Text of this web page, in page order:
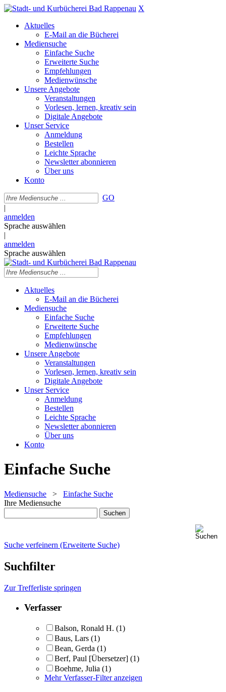
X
Aktuelles
E-Mail an die Bücherei
Mediensuche
Einfache Suche
Erweiterte Suche
Empfehlungen
Medienwünsche
Unsere Angebote
Veranstaltungen
Vorlesen, lernen, kreativ sein
Digitale Angebote
Unser Service
Anmeldung
Bestellen
Leichte Sprache
Newsletter abonnieren
Über uns
Konto
GO
|
anmelden
Sprache auswählen
|
anmelden
Sprache auswählen
Aktuelles
E-Mail an die Bücherei
Mediensuche
Einfache Suche
Erweiterte Suche
Empfehlungen
Medienwünsche
Unsere Angebote
Veranstaltungen
Vorlesen, lernen, kreativ sein
Digitale Angebote
Unser Service
Anmeldung
Bestellen
Leichte Sprache
Newsletter abonnieren
Über uns
Konto
Einfache Suche
Mediensuche > Einfache Suche
Ihre Mediensuche
Suche verfeinern (Erweiterte Suche)
Suchfilter
Zur Trefferliste springen
Verfasser
Balson, Ronald H. (1)
Baus, Lars (1)
Bean, Gerda (1)
Berf, Paul [Übersetzer] (1)
Boehme, Julia (1)
Mehr Verfasser-Filter anzeigen